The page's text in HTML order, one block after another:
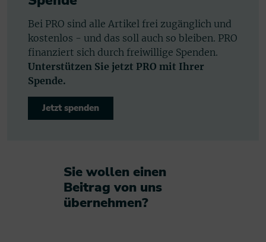
Bei PRO sind alle Artikel frei zugänglich und
kostenlos - und das soll auch so bleiben. PRO
finanziert sich durch freiwillige Spenden.
Unterstützen Sie jetzt PRO mit Ihrer
Spende.
Jetzt spenden
Sie wollen einen
Beitrag von uns
übernehmen?​